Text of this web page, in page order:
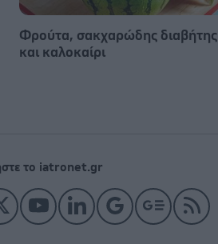
Φρούτα, σακχαρώδης διαβήτης
και καλοκαίρι
το iatronet.gr